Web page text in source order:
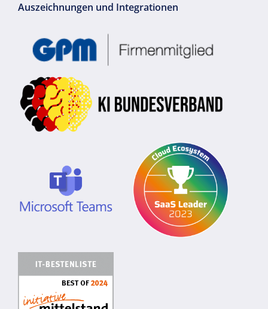
Auszeichnungen und Integrationen